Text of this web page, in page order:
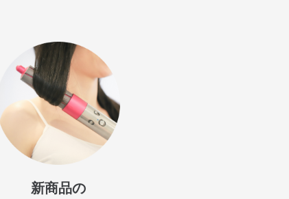
新商品の